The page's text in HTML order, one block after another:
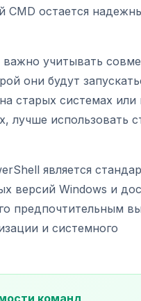
CMD остается
учитывать
они будут
старых системах или
лучше использовать
является
версий Windows и
предпочтительным
и системного